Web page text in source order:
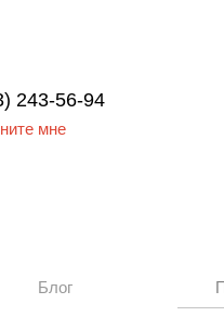
243-56-94
мне
Блог